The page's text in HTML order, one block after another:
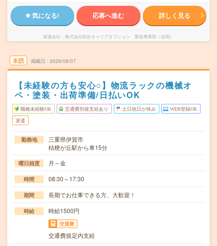
気になる! 応募へ進む 詳しく見る
派遣会社 株式会社綜合キャリアオプション 製造事業部（全国）
未読 掲載日 2026/08/07
【未経験の方も安心○】物流ラックの機械オ
ペ・塗装・出荷準備/日払いOK
職種未経験OK 交通費別途支給あり 土日祝日が休み WEB登録OK
派遣
勤務地
三重県伊賀市
桔梗が丘駅から車15分
曜日頻度 月～金
時間 08:30～17:30
期間 長期でお仕事できる方、大歓迎！
時給 時給1500円
交通費
交通費規定内支給